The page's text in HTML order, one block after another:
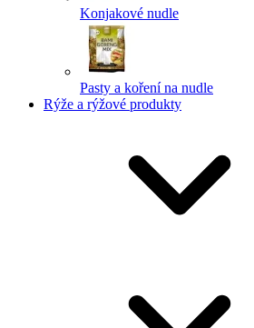
Konjakové nudle
Pasty a koření na nudle
Rýže a rýžové produkty